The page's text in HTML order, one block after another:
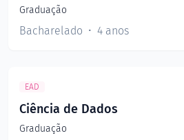
Graduação
Bacharelado 4 anos
EAD
Ciência de Dados
Graduação